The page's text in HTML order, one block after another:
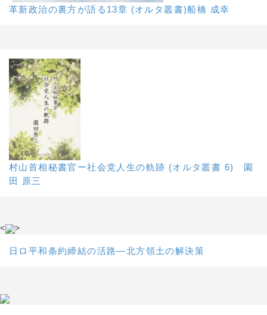
革新政治の裏方が語る13章 (オルタ叢書)船橋 成幸
村山首相秘書官ー社会党人生の軌跡 (オルタ叢書 6) 園
田 原三
< >
日ロ平和条約締結の活路―北方領土の解決策